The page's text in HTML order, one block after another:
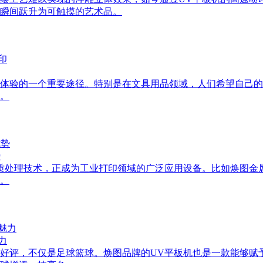
间跃升为可触摸的艺术品。
验的一个重要途径。特别是在文具用品领域，人们希望自己
理技术，正成为工业打印领域的广泛应用设备。比如焕图
评，不仅是足球篮球。焕图品牌的UV平板机也是一款能够